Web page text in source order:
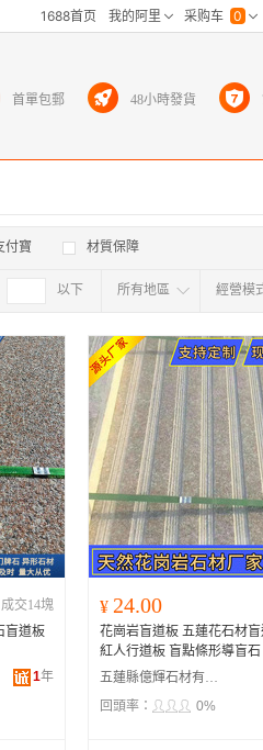
付寶 材質保障
以下
確定 所有地區
所有地区
江浙沪 华东
海外 北京
广东 浙江
河南 福建
山西 海南
青海
贵州 西藏
經營模
成交14塊
盲道板
1年
¥ 24.00
花崗岩盲道板 五蓮花石材
紅人行道板 盲點條形導盲石
五蓮縣億輝石材有限公司
回頭率：
0%
首單包郵 48小時發貨